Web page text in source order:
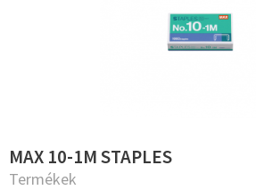
MAX 10-1M STAPLES
Termékek